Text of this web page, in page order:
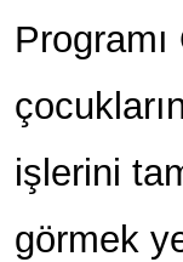
işlerini
görmek